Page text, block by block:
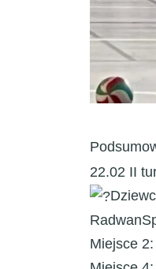
22.02 II
Miejsce